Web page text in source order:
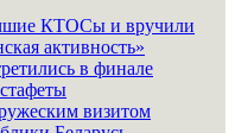
КТОСы и вручили
активность»
в финале
визитом